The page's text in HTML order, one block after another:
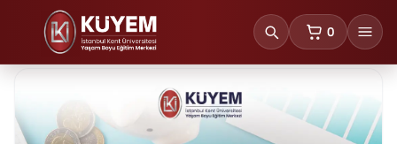
0
sepetteki